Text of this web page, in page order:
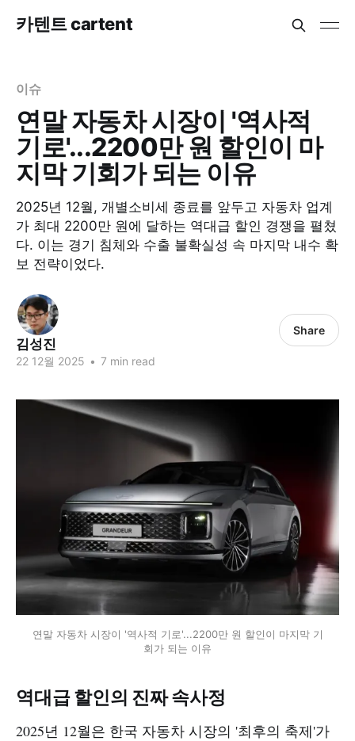
카텐트 cartent
이슈
연말 자동차 시장이 '역사적
기로'...2200만 원 할인이 마
지막 기회가 되는 이유
2025년 12월, 개별소비세 종료를 앞두고 자동차 업계
가 최대 2200만 원에 달하는 역대급 할인 경쟁을 펼쳤
다. 이는 경기 침체와 수출 불확실성 속 마지막 내수 확
보 전략이었다.
김성진
22 12월 2025 • 7 min read
Share
연말 자동차 시장이 '역사적 기로'...2200만 원 할인이 마지막 기
회가 되는 이유
역대급 할인의 진짜 속사정
2025년 12월은 한국 자동차 시장의 '최후의 축제'가